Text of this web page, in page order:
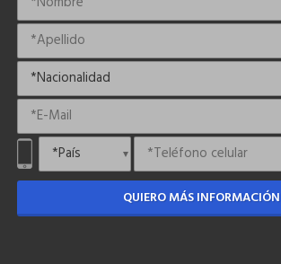
QUIERO MÁS INFORMACIÓN